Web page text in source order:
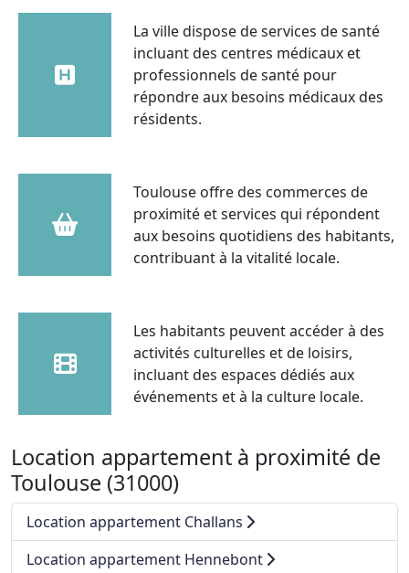
La ville dispose de services de santé
incluant des centres médicaux et
professionnels de santé pour
répondre aux besoins médicaux des
résidents.
Toulouse offre des commerces de
proximité et services qui répondent
aux besoins quotidiens des habitants,
contribuant à la vitalité locale.
Les habitants peuvent accéder à des
activités culturelles et de loisirs,
incluant des espaces dédiés aux
événements et à la culture locale.
Location appartement à proximité de
Toulouse (31000)
Location appartement Challans
Location appartement Hennebont